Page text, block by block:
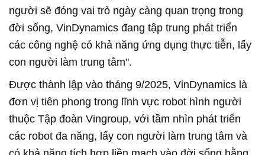
người sẽ đóng vai trò ngày càng quan trọng trong
đời sống, VinDynamics đang tập trung phát triển
các công nghệ có khả năng ứng dụng thực tiễn, lấy
con người làm trung tâm".
Được thành lập vào tháng 9/2025, VinDynamics là
đơn vị tiên phong trong lĩnh vực robot hình người
thuộc Tập đoàn Vingroup, với tầm nhìn phát triển
các robot đa năng, lấy con người làm trung tâm và